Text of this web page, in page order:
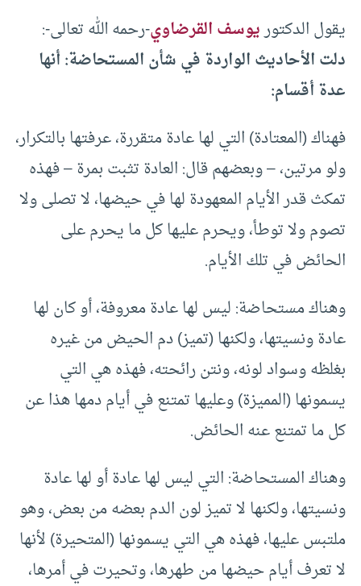
يقول الدكتوريوسف القرضاوي-رحمه الله تعالى-:
دلت الأحاديث الواردة في شأن المستحاضة: أنها
عدة أقسام:
فهناك (المعتادة) التي لها عادة متقررة، عرفتها بالتكرار،
ولو مرتين، – وبعضهم قال: العادة تثبت بمرة – فهذه
تمكث قدر الأيام المعهودة لها في حيضها، لا تصلى ولا
تصوم ولا توطأ، ويحرم عليها كل ما يحرم على
الحائض في تلك الأيام.
وهناك مستحاضة: ليس لها عادة معروفة، أو كان لها
عادة ونسيتها، ولكنها (تميز) دم الحيض من غيره
بغلظه وسواد لونه، ونتن رائحته، فهذه هي التي
يسمونها (المميزة) وعليها تمتنع في أيام دمها هذا عن
كل ما تمتنع عنه الحائض.
وهناك المستحاضة: التي ليس لها عادة أو لها عادة
ونسيتها، ولكنها لا تميز لون الدم بعضه من بعض، وهو
ملتبس عليها، فهذه هي التي يسمونها (المتحيرة) لأنها
لا تعرف أيام حيضها من طهرها، وتحيرت في أمرها،